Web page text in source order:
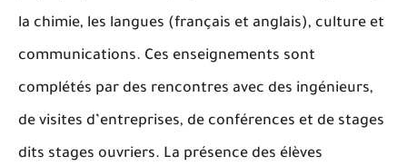
la chimie, les langues (français et anglais), culture et
communications. Ces enseignements sont
complétés par des rencontres avec des ingénieurs,
de visites d’entreprises, de conférences et de stages
dits stages ouvriers. La présence des élèves